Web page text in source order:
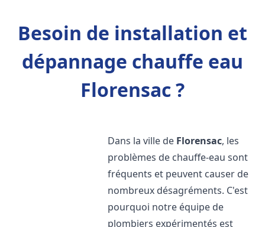
Besoin de installation et
dépannage chauffe eau
Florensac ?
Dans la ville de Florensac, les
problèmes de chauffe-eau sont
fréquents et peuvent causer de
nombreux désagréments. C'est
pourquoi notre équipe de
plombiers expérimentés est